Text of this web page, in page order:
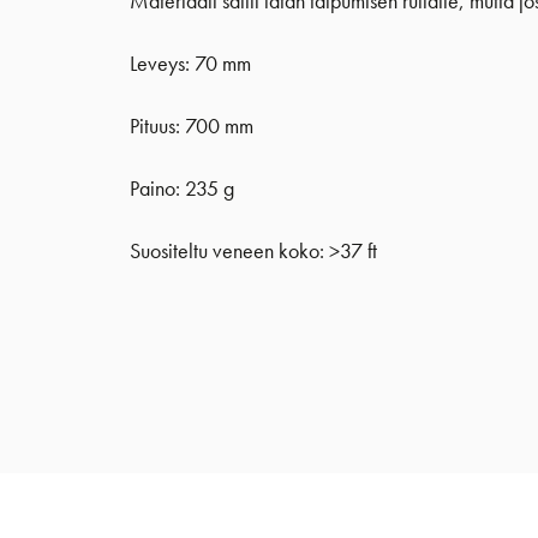
Leveys: 70 mm
Pituus: 700 mm
Paino: 235 g
Suositeltu veneen koko: >37 ft